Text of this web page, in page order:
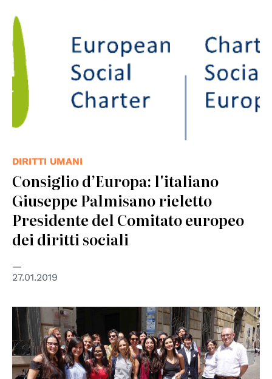
DIRITTI UMANI
Consiglio d’Europa: l'italiano
Giuseppe Palmisano rieletto
Presidente del Comitato europeo
dei diritti sociali
27.01.2019